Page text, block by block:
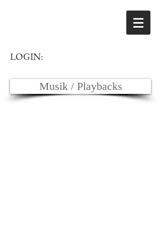
LOGIN:
Musik / Playbacks